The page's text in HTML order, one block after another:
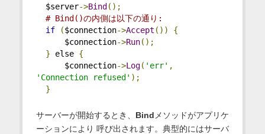
$server->Bind ();
# Bind()の内側は以下の通り:
if
($connection->Accept ())
{
$connection->Run();
} else {
$connection->Log( 'err' ,
'Connection refused' );
}
サーバーが開始するとき、 Bind メソッドがアプリケ
ーションにより 呼び出されます。典型的にはサーバ